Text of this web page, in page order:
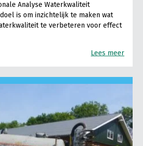
Analyse Waterkwaliteit
is om inzichtelijk te maken wat
te verbeteren voor effect
Lees meer